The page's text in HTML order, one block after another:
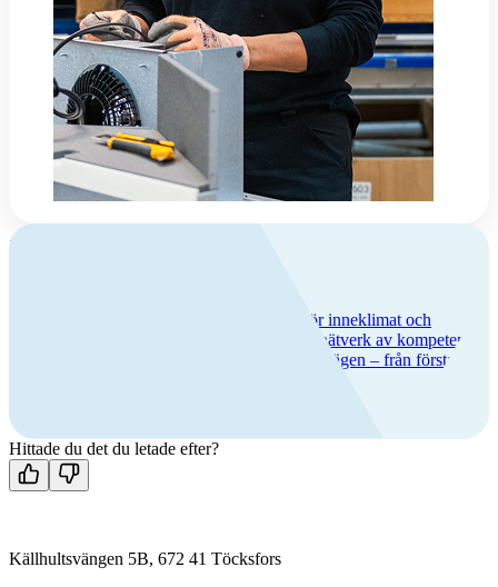
Om Flexit
Vi har över 50 års erfarenhet av lösningar för inneklimat och
ventilation, lång produktgaranti och ett brett nätverk av kompetenta
servicepartners. Hos oss får du trygghet hela vägen – från första
Hittade du det du letade efter?
Källhultsvängen 5B, 672 41 Töcksfors